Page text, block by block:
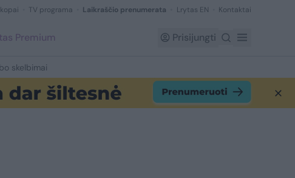
TV programa Laikraščio prenumerata Lrytas EN Kontaktai
Premium Prisijungti
skelbimai